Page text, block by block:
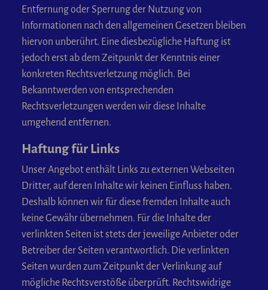
Entfernung oder Sperrung der Nutzung von
Informationen nach den allgemeinen Gesetzen bleiben
hiervon unberührt. Eine diesbezügliche Haftung ist
jedoch erst ab dem Zeitpunkt der Kenntnis einer
konkreten Rechtsverletzung möglich. Bei
Bekanntwerden von entsprechenden
Rechtsverletzungen werden wir diese Inhalte
umgehend entfernen.
Haftung für Links
Unser Angebot enthält Links zu externen Webseiten
Dritter, auf deren Inhalte wir keinen Einfluss haben.
Deshalb können wir für diese fremden Inhalte auch
keine Gewähr übernehmen. Für die Inhalte der
verlinkten Seiten ist stets der jeweilige Anbieter oder
Betreiber der Seiten verantwortlich. Die verlinkten
Seiten wurden zum Zeitpunkt der Verlinkung auf
mögliche Rechtsverstöße überprüft. Rechtswidrige